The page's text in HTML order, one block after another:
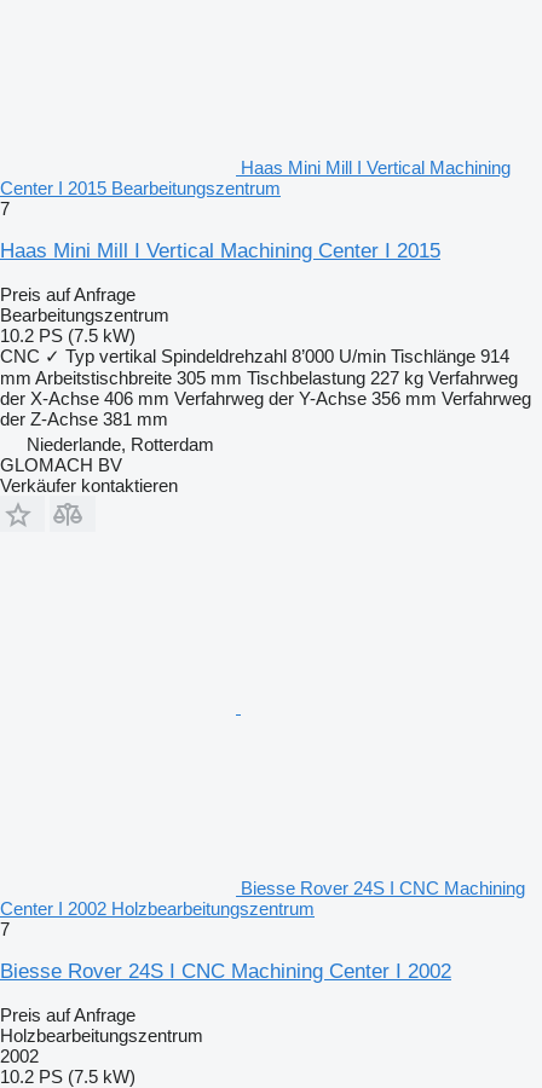
Haas Mini Mill I Vertical Machining
Center I 2015 Bearbeitungszentrum
7
Haas Mini Mill I Vertical Machining Center I 2015
Preis auf Anfrage
Bearbeitungszentrum
10.2 PS (7.5 kW)
CNC ✓ Typ vertikal Spindeldrehzahl 8’000 U/min Tischlänge 914
mm Arbeitstischbreite 305 mm Tischbelastung 227 kg Verfahrweg
der X-Achse 406 mm Verfahrweg der Y-Achse 356 mm Verfahrweg
der Z-Achse 381 mm
Niederlande, Rotterdam
GLOMACH BV
Verkäufer kontaktieren
Biesse Rover 24S I CNC Machining
Center I 2002 Holzbearbeitungszentrum
7
Biesse Rover 24S I CNC Machining Center I 2002
Preis auf Anfrage
Holzbearbeitungszentrum
2002
10.2 PS (7.5 kW)